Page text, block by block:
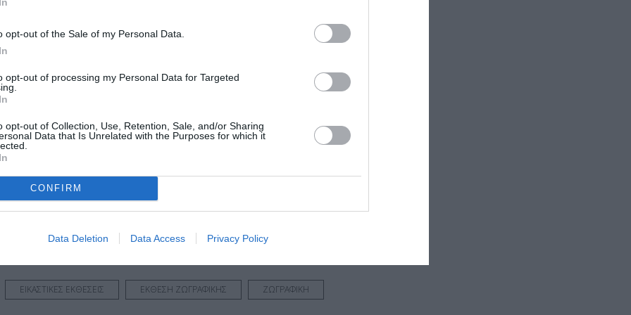
opt-out of the Sale of my Personal Data.
opt-out of processing my Personal Data for Targeted
opt-out of Collection, Use, Retention, Sale, and/or Sharing
Data that Is Unrelated with the Purposes for which it
CONFIRM
Data Deletion Data Access Privacy Policy
|
Artshot
πρώτοι όλες τις ειδήσεις
στοCulturenow.gr
ΕΙΚΑΣΤΙΚΕΣ ΕΚΘΕΣΕΙΣ ΕΚΘΕΣΗ ΖΩΓΡΑΦΙΚΗΣ
ΖΩΓΡΑΦΙΚΗ